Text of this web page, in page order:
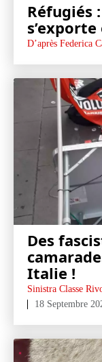
Réfugiés
D’après Federica
Des
Italie !
Sinistra Classe
18 Septembre